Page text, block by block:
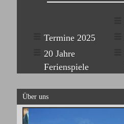
Termine 2025
20 Jahre
Ferienspiele
Über uns